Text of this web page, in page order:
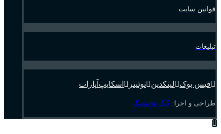
قوانین سایت
تبلیغات
فیس بوک لینکدین توئیتر اسکایپ آپارات
طراحی و اجرا: گیگ هاستینگ